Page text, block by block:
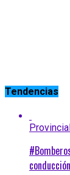
Tendencias